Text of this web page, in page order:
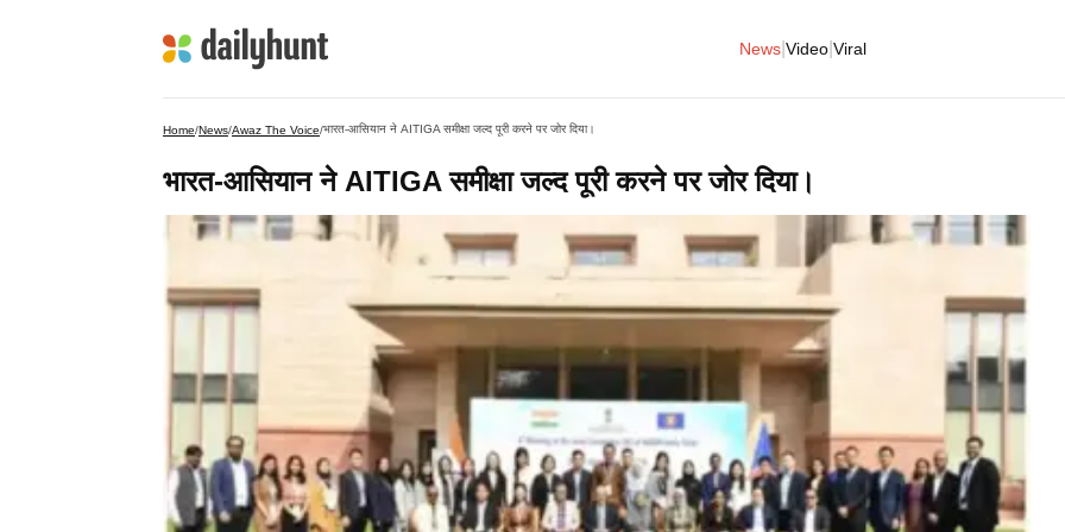
News Video Viral
Home/News/Awaz The Voice/भारत-आसियान ने AITIGA समीक्षा जल्द पूरी करने पर जोर दिया।
भारत-आसियान ने AITIGA समीक्षा जल्द पूरी करने पर जोर दिया।